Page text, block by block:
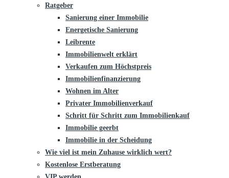
Ratgeber
Sanierung einer Immobilie
Energetische Sanierung
Leibrente
Immobilienwelt erklärt
Verkaufen zum Höchstpreis
Immobilienfinanzierung
Wohnen im Alter
Privater Immobilienverkauf
Schritt für Schritt zum Immobilienkauf
Immobilie geerbt
Immobilie in der Scheidung
Wie viel ist mein Zuhause wirklich wert?
Kostenlose Erstberatung